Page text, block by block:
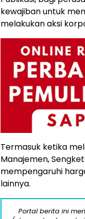
kewajiban untuk
melakukan aksi
Termasuk ketika
Manajemen,
mempengaruhi
lainnya.
Portal berita ini